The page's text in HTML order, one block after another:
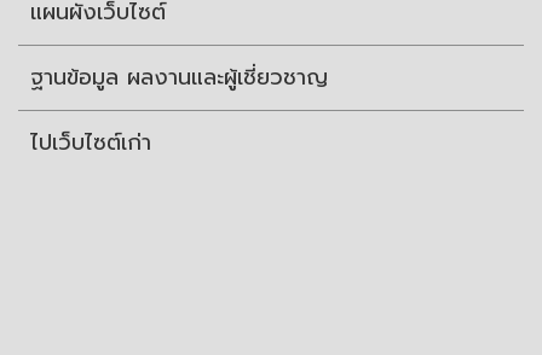
แผนผังเว็บไซต์
ฐานข้อมูล ผลงานและผู้เชี่ยวชาญ
ไปเว็บไซต์เก่า